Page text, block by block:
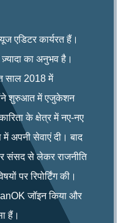
एडिटर कार्यरत हैं।
ज़्यादा का अनुभव है।
साल 2018 में
शुरुआत में एजुकेशन
के क्षेत्र में नए-नए
अपनी सेवाएं दी। बाद
संसद से लेकर राजनीति
पर रिपोर्टिंग की।
जॉइन किया और
हैं।